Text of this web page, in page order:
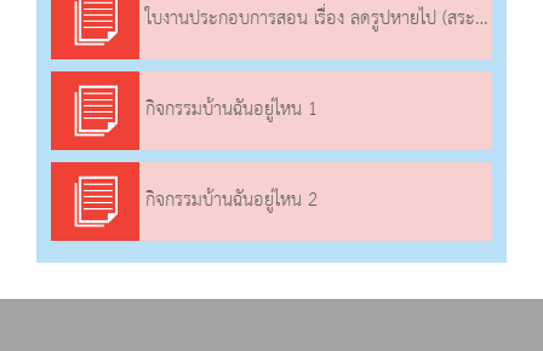
ใบงานประกอบการสอน เรื่อง ลดรูปหายไป (สระลดรูป)
กิจกรรมบ้านฉันอยู่ไหน 1
กิจกรรมบ้านฉันอยู่ไหน 2